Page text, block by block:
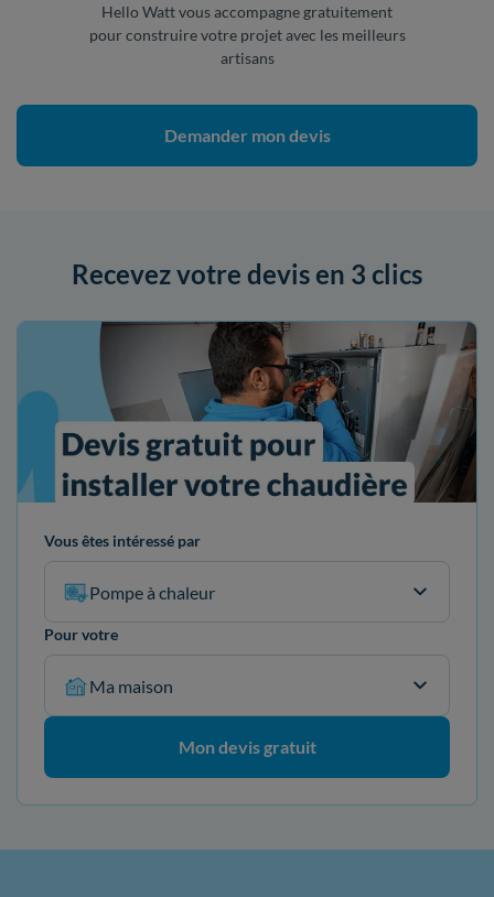
Hello Watt vous accompagne gratuitement
pour construire votre projet avec les meilleurs
artisans
Demander mon devis
Recevez votre devis en 3 clics
Vous êtes intéressé par
Pompe à chaleur
Pour votre
Ma maison
Mon devis gratuit